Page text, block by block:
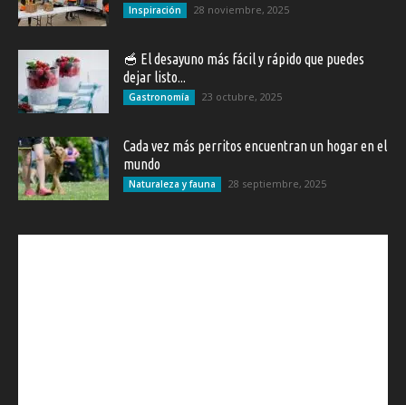
Inspiración 28 noviembre, 2025
🥣 El desayuno más fácil y rápido que puedes
dejar listo...
Gastronomía 23 octubre, 2025
Cada vez más perritos encuentran un hogar en el
mundo
Naturaleza y fauna 28 septiembre, 2025